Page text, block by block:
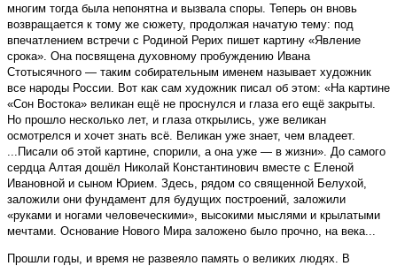
многим тогда была непонятна и вызвала споры. Теперь он вновь
возвращается к тому же сюжету, продолжая начатую тему: под
впечатлением встречи с Родиной Рерих пишет картину «Явление
срока». Она посвящена духовному пробуждению Ивана
Стотысячного — таким собирательным именем называет художник
все народы России. Вот как сам художник писал об этом: «На картине
«Сон Востока» великан ещё не проснулся и глаза его ещё закрыты.
Но прошло несколько лет, и глаза открылись, уже великан
осмотрелся и хочет знать всё. Великан уже знает, чем владеет.
...Писали об этой картине, спорили, а она уже — в жизни». До самого
сердца Алтая дошёл Николай Константинович вместе с Еленой
Ивановной и сыном Юрием. Здесь, рядом со священной Белухой,
заложили они фундамент для будущих построений, заложили
«руками и ногами человеческими», высокими мыслями и крылатыми
мечтами. Основание Нового Мира заложено было прочно, на века...
Прошли годы, и время не развеяло память о великих людях. В